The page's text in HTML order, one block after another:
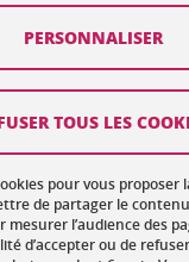
: politique de
pour vous proposer
de partager le
mesurer l’audience des
d’accepter ou de
TOUS LES
PERSONNALISER